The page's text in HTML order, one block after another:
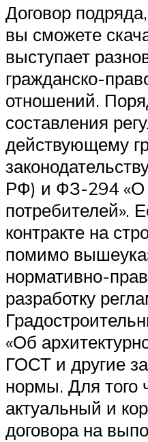
Договор
вы сможете
выступает
гражданско-
отношений.
составления
действующему
РФ) и ФЗ-294 «О
потребителей».
контракте на
помимо
нормативно-
разработку
«Об
ГОСТ и другие
нормы. Для того
актуальный и
договора на